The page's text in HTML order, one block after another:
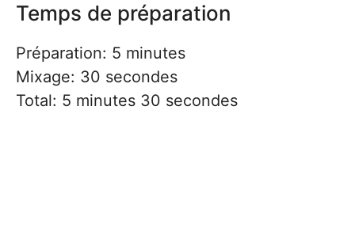
Temps de préparation
Préparation: 5 minutes
Mixage: 30 secondes
Total: 5 minutes 30 secondes